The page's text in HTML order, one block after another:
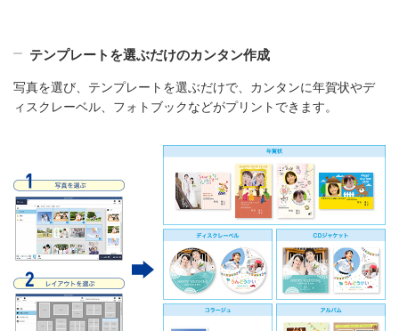
テンプレートを選ぶだけのカンタン作成
写真を選び、テンプレートを選ぶだけで、カンタンに年賀状やデ
ィスクレーベル、フォトブックなどがプリントできます。